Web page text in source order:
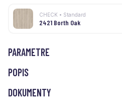
CHECK • Standard
2421 Borth Oak
PARAMETRE
POPIS
DOKUMENTY